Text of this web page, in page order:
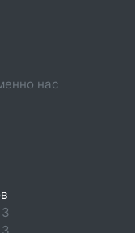
нас